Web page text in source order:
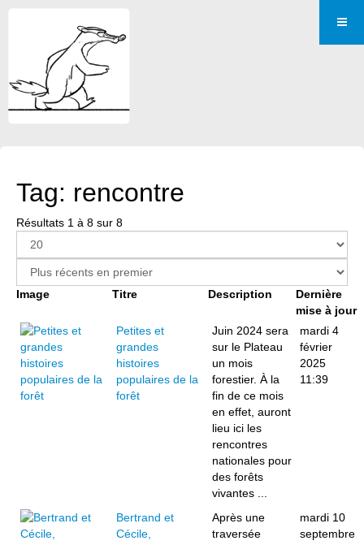
Tag: rencontre
Résultats 1 à 8 sur 8
Image Titre Description
Dernière
mise à jour
Petites et
grandes
histoires
populaires de la
forêt
Juin 2024 sera
sur le Plateau
un mois
forestier. À la
fin de ce mois
en effet, auront
lieu ici les
rencontres
nationales pour
des forêts
vivantes ...
mardi 4
février
2025
11:39
Bertrand et
Cécile,
Après une
traversée
mardi 10
septembre